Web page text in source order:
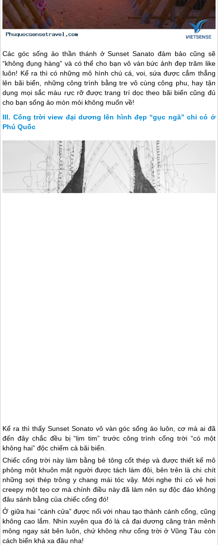
Các góc sống ảo thần thánh ở Sunset Sanato đảm bảo cũng sẽ
“không đụng hàng” và có thể cho bạn vô vàn bức ảnh đẹp trăm like
luôn! Kể ra thì có những mô hình chú cá, voi, sứa được cắm thẳng
lên bãi biển, những công trình bằng tre vô cùng công phu, hay tận
dụng mọi sắc màu rực rỡ được trang trí dọc theo bãi biển cũng đủ
cho bạn sống ảo mòn mỏi không muốn về!
Cổng trời view đại dương lên hình đẹp “gục ngã” chỉ có ở
Phú Quốc
Kể ra thì thấy Sunset Sonato vô vàn góc sống ảo luôn, cơ mà ai đã
đến đây chắc đều bị “lịm tim” trước công trình cổng trời “có một
không hai” độc chiếm cả bãi biển.
Chiếc cổng trời này làm bằng bê tông cốt thép và được thiết kế mô
phỏng một khuôn mặt người được tách làm đôi, bên trên là chi chít
những sợi thép trông y chang mái tóc vậy. Mới nghe thì có vẻ hơi
creepy một tẹo cơ mà chính điều này đã làm nên sự độc đáo không
đâu sánh bằng của chiếc cổng đó!
Ở giữa hai “cánh cửa” được nối với nhau tạo thành cánh cổng, cũng
không cao lắm. Nhìn xuyên qua đó là cả đại dương căng tràn mênh
mông ngay sát bên luôn, chứ không như cổng trời ở Vũng Tàu còn
cách biển khá xa đâu nha!